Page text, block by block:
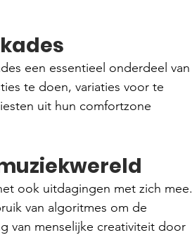
een essentieel onderdeel van
te doen, variaties voor te
uit hun comfortzone
ook uitdagingen met zich mee.
van algoritmes om de
van menselijke creativiteit door